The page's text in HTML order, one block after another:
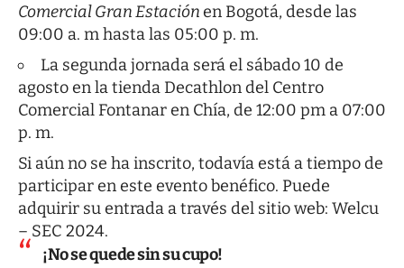
Comercial Gran Estaciónen Bogotá, desde las
09:00 a. m hasta las 05:00 p. m.
La segunda jornada será el sábado 10 de
agosto en la tienda Decathlon del Centro
Comercial Fontanar en Chía, de 12:00 pm a 07:00
p. m.
Si aún no se ha inscrito, todavía está a tiempo de
participar en este evento benéfico. Puede
adquirir su entrada a través del sitio web: Welcu
– SEC 2024.
¡No se quede sin su cupo!